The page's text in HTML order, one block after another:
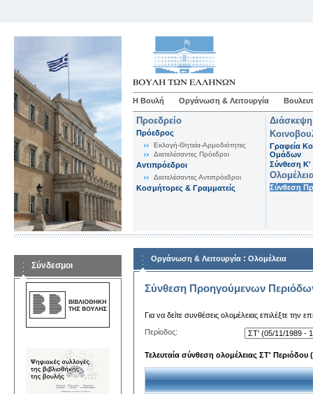
Η Βουλή Οργάνωση & Λειτουργία
Προεδρείο
Πρόεδρος
Εκλογή-Θητεία-Αρμοδιότητες
Διατελέσαντες Πρόεδροι
Αντιπρόεδροι
Διατελέσαντες Αντιπρόεδροι
Κοσμήτορες & Γραμματείς
Γραφεία
Ομάδων
Σύνθεση K'
Σύνθεση
Σύνδεσμοι
Οργάνωση & Λειτουργία : Ολομέλεια
Σύνθεση Προηγούμενων
Για να δείτε συνθέσεις ολομέλειας επιλέξτε την
Περίοδος:
Τελευταία σύνθεση ολομέλειας ΣΤ' Περιόδου